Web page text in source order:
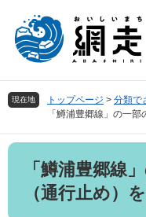
頭
で
飛
ば
現在地 トップページ > 分類で
「鱒浦豊郷線」の一
本
「鱒浦豊郷線
（通行止め）